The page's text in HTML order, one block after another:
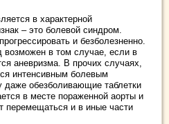
в характерной
– это болевой синдром.
и безболезненно.
возможен в том случае, если в
аневризма. В прочих случаях,
интенсивным болевым
обезболивающие таблетки
в месте пораженной аорты и
перемещаться и в иные части